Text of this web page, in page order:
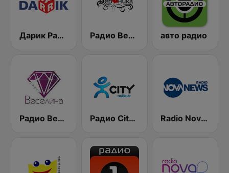
Дарик Радио ( Darik Radio ) Радио Вероника 96.7 (Radio Veronika) авто радио
Радио Веселина 99.1 FM Радио City 99.7 FM Radio Nova News